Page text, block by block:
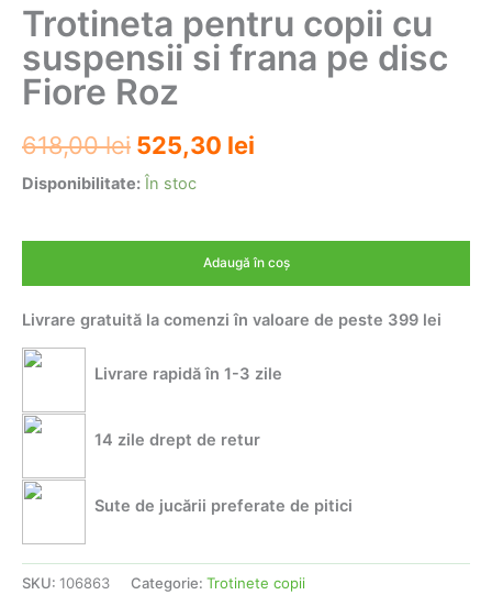
Trotineta pentru copii cu
suspensii si frana pe disc
Fiore Roz
618,00lei Prețul
inițial
525,30 lei
525,30 lei.
Disponibilitate: În stoc
cu
suspensii
si
pe
disc
Roz
Adaugă în coș
Livrare gratuită la comenzi în valoare de peste 399 lei
Livrare rapidă în 1-3 zile
14 zile drept de retur
Sute de jucării preferate de pitici
SKU: 106863 Categorie: Trotinete copii